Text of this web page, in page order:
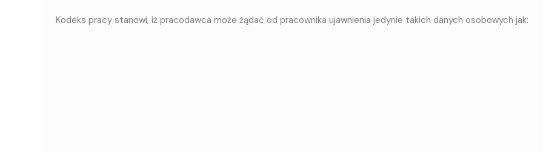
Kodeks pracy stanowi, iż pracodawca może żądać od pracownika ujawnienia jedynie takich danych osobowych jak: